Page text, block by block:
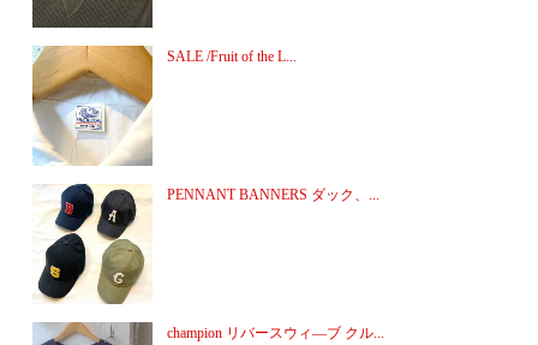
SALE /Fruit of the L...
PENNANT BANNERS ダック、...
champion リバースウィ―ブ クル...